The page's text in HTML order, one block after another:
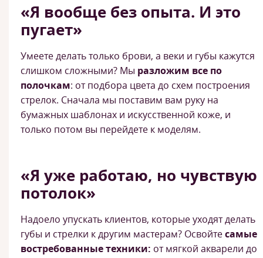
«Я вообще без опыта. И это
пугает»
Умеете делать только брови, а веки и губы кажутся
слишком сложными? Мы разложим все по
полочкам: от подбора цвета до схем построения
стрелок. Сначала мы поставим вам руку на
бумажных шаблонах и искусственной коже, и
только потом вы перейдете к моделям.
«Я уже работаю, но чувствую
потолок»
Надоело упускать клиентов, которые уходят делать
губы и стрелки к другим мастерам? Освойтесамые
востребованные техники: от мягкой акварели до